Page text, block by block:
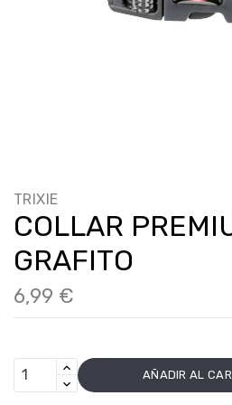
TRIXIE
COLLAR
GRAFITO
6,99 €
AÑADIR AL